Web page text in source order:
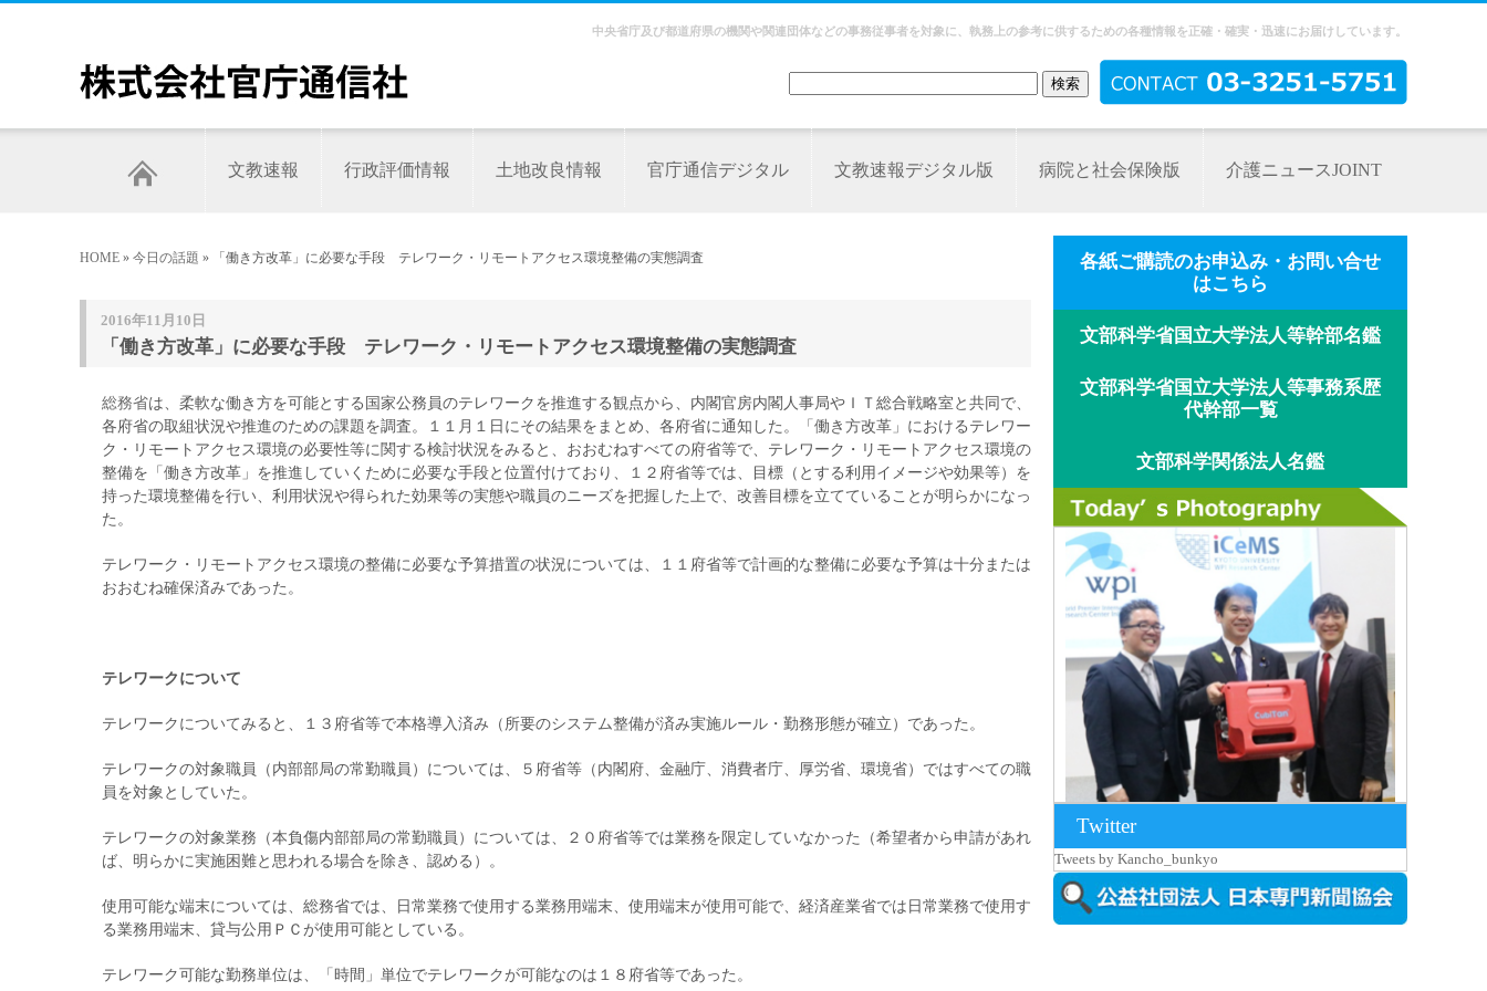
中央省庁及び都道府県の機関や関連団体などの事務従事者を対象に、執務上の参考に供するための各種情報を正確・確実・迅速にお届けしています。
文教速報 行政評価情報 土地改良情報 官庁通信デジタル 文教速報デジタル版 病院と社会保険版 介護ニュースJOINT
HOME » 今日の話題 » 「働き方改革」に必要な手段 テレワーク・リモートアクセス環境整備の実態調査
2016年11月10日
「働き方改革」に必要な手段 テレワーク・リモートアクセス環境整備の実態調査
総務省は、柔軟な働き方を可能とする国家公務員のテレワークを推進する観点から、内閣官房内閣人事局やＩＴ総合戦略室と共同で、
各府省の取組状況や推進のための課題を調査。１１月１日にその結果をまとめ、各府省に通知した。「働き方改革」におけるテレワー
ク・リモートアクセス環境の必要性等に関する検討状況をみると、おおむねすべての府省等で、テレワーク・リモートアクセス環境の
整備を「働き方改革」を推進していくために必要な手段と位置付けており、１２府省等では、目標（とする利用イメージや効果等）を
持った環境整備を行い、利用状況や得られた効果等の実態や職員のニーズを把握した上で、改善目標を立てていることが明らかになっ
た。
テレワーク・リモートアクセス環境の整備に必要な予算措置の状況については、１１府省等で計画的な整備に必要な予算は十分または
おおむね確保済みであった。
テレワークについて
テレワークについてみると、１３府省等で本格導入済み（所要のシステム整備が済み実施ルール・勤務形態が確立）であった。
テレワークの対象職員（内部部局の常勤職員）については、５府省等（内閣府、金融庁、消費者庁、厚労省、環境省）ではすべての職
員を対象としていた。
テレワークの対象業務（本負傷内部部局の常勤職員）については、２０府省等では業務を限定していなかった（希望者から申請があれ
ば、明らかに実施困難と思われる場合を除き、認める）。
使用可能な端末については、総務省では、日常業務で使用する業務用端末、使用端末が使用可能で、経済産業省では日常業務で使用す
る業務用端末、貸与公用ＰＣが使用可能としている。
テレワーク可能な勤務単位は、「時間」単位でテレワークが可能なのは１８府省等であった。
各紙ご購読のお申込み・お問い合せ
はこちら
文部科学省国立大学法人等幹部名鑑
文部科学省国立大学法人等事務系歴
代幹部一覧
文部科学関係法人名鑑
京都大iCeMS等を視察した松本文部科学
大...
Twitter
Tweets by Kancho_bunkyo